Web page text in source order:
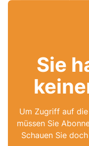
Sie
Um Zugriff auf
müssen Sie
Schauen Sie